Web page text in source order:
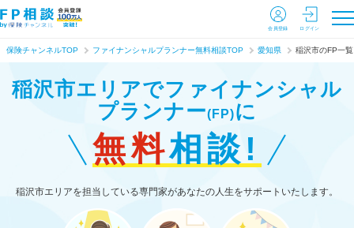
会員登録 ログイン
保険チャンネルTOP ファイナンシャルプランナー無料相談TOP 愛知県 稲沢市のFP一覧
稲沢市エリアでファイナンシャル
プランナー(FP)に
無料相談!
稲沢市エリアを担当している専門家があなたの人生をサポートいたします。